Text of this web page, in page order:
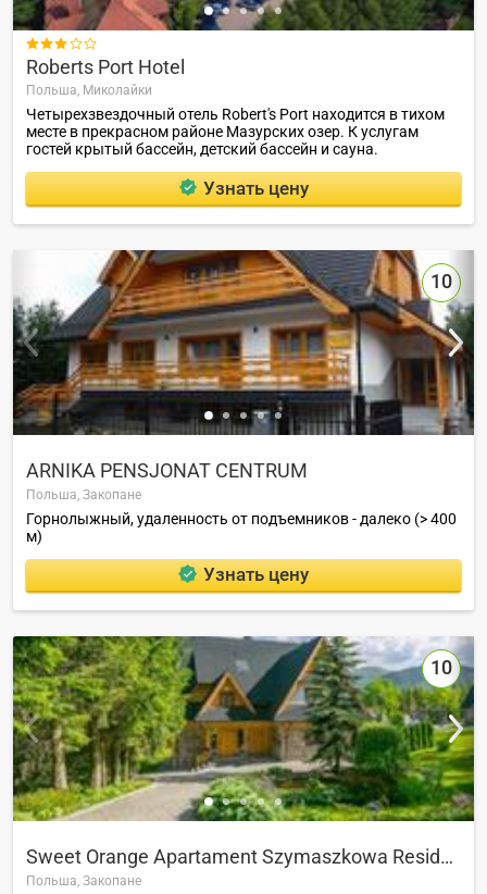

Roberts Port Hotel
Польша, Миколайки
Четырехзвездочный отель Robert's Port находится в тихом
месте в прекрасном районе Мазурских озер. К услугам
гостей крытый бассейн, детский бассейн и сауна.
Узнать цену
10
ARNIKA PENSJONAT CENTRUM
Польша, Закопане
Горнолыжный, удаленность от подъемников - далеко (> 400
м)
Узнать цену
10
Sweet Orange Apartament Szymaszkowa Residence
Польша, Закопане